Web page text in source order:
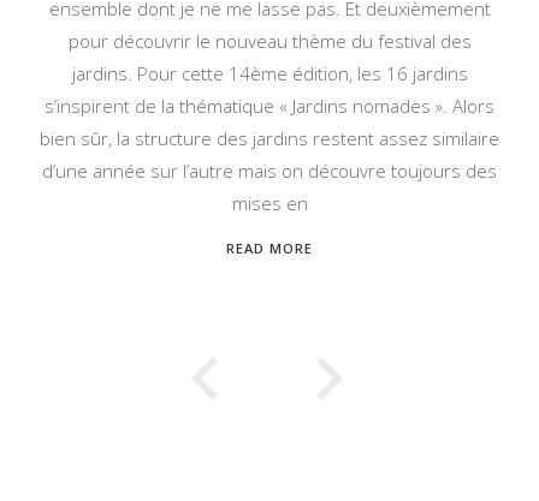
ensemble dont je ne me lasse pas. Et deuxièmement
pour découvrir le nouveau thème du festival des
jardins. Pour cette 14ème édition, les 16 jardins
s’inspirent de la thématique « Jardins nomades ». Alors
bien sûr, la structure des jardins restent assez similaire
d’une année sur l’autre mais on découvre toujours des
mises en
READ MORE